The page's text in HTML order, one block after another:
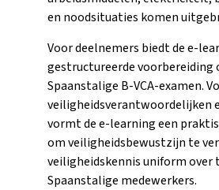
en noodsituaties komen
Voor deelnemers biedt de e-
gestructureerde voorbereiding
Spaanstalige B-VCA-examen.
veiligheidsverantwoordelijken
vormt de e-learning een
om veiligheidsbewustzijn te
veiligheidskennis uniform over
Spaanstalige medewerkers.